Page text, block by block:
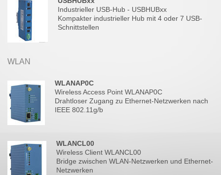
Industrieller USB-Hub - USBHUBxx
Kompakter industrieller Hub mit 4 oder 7 USB-
Schnittstellen
WLAN
WLANAP0C
Wireless Access Point WLANAP0C
Drahtloser Zugang zu Ethernet-Netzwerken nach
IEEE 802.11g/b
WLANCL00
Wireless Client WLANCL00
Bridge zwischen WLAN-Netzwerken und Ethernet-
Netzwerken